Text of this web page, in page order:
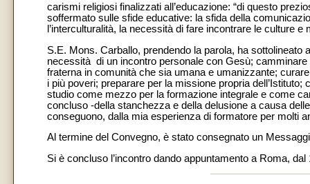
carismi religiosi finalizzati all’educazione: “di questo
soffermato sulle sfide educative: la sfida della
l’interculturalità, la necessità di fare incontrare le culture
S.E. Mons. Carballo, prendendo la parola, ha
necessità di un incontro personale con Gesù;
fraterna in comunità che sia umana e umanizzante;
i più poveri; preparare per la missione propria
studio come mezzo per la formazione integrale e come
concluso -della stanchezza e della delusione a causa
conseguono, dalla mia esperienza di formatore per molti
Al termine del Convegno, è stato consegnato un
Si è concluso l’incontro dando appuntamento a Roma,